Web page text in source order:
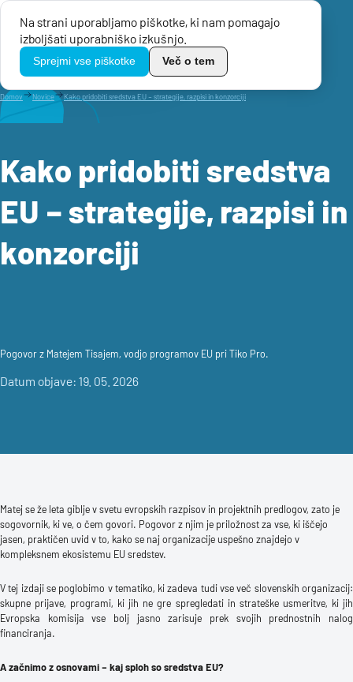
Na strani uporabljamo piškotke, ki nam pomagajo
izboljšati uporabniško izkušnjo.
Sprejmi vse piškotke Več o tem
TikoPro
Menu
Domov Novice Kako pridobiti sredstva EU – strategije, razpisi in konzorciji
Kako pridobiti sredstva
EU – strategije, razpisi in
konzorciji
Pogovor z Matejem Tisajem, vodjo programov EU pri Tiko Pro.
Datum objave: 19. 05. 2026
Matej se že leta giblje v svetu evropskih razpisov in projektnih predlogov, zato je
sogovornik, ki ve, o čem govori. Pogovor z njim je priložnost za vse, ki iščejo
jasen, praktičen uvid v to, kako se naj organizacije uspešno znajdejo v
kompleksnem ekosistemu EU sredstev.
V tej izdaji se poglobimo v tematiko, ki zadeva tudi vse več slovenskih organizacij:
skupne prijave, programi, ki jih ne gre spregledati in strateške usmeritve, ki jih
Evropska komisija vse bolj jasno zarisuje prek svojih prednostnih nalog
financiranja.
A začnimo z osnovami – kaj sploh so sredstva EU?